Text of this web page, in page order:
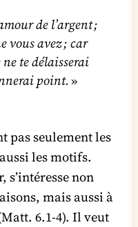
de l’argent ;
vous avez ; car
te délaisserai
point.»
pas seulement les
les motifs.
non
mais aussi à
6.1-4). Il veut